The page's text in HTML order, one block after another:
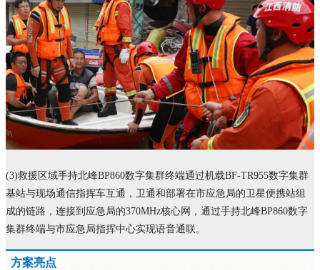
(3)救援区域手持北峰BP860数字集群终端通过机载BF-TR955数字集群
基站与现场通信指挥车互通，卫通和部署在市应急局的卫星便携站组
成的链路，连接到应急局的370MHz核心网，通过手持北峰BP860数字
集群终端与市应急局指挥中心实现语音通联。
方案亮点